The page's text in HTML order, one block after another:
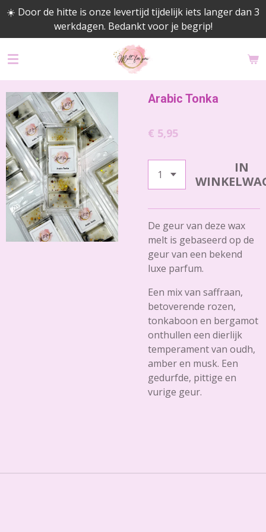
Ga
naar
de
☀️ Door de hitte is onze levertijd tijdelijk iets langer dan 3
werkdagen. Bedankt voor je begrip!
Arabic Tonka
€ 5,95
IN
De geur van deze wax
melt is gebaseerd op de
geur van een bekend
luxe parfum.
Een mix van saffraan,
betoverende rozen,
tonkaboon en bergamot
onthullen een dierlijk
temperament van oudh,
amber en musk. Een
gedurfde, pittige en
vurige geur.